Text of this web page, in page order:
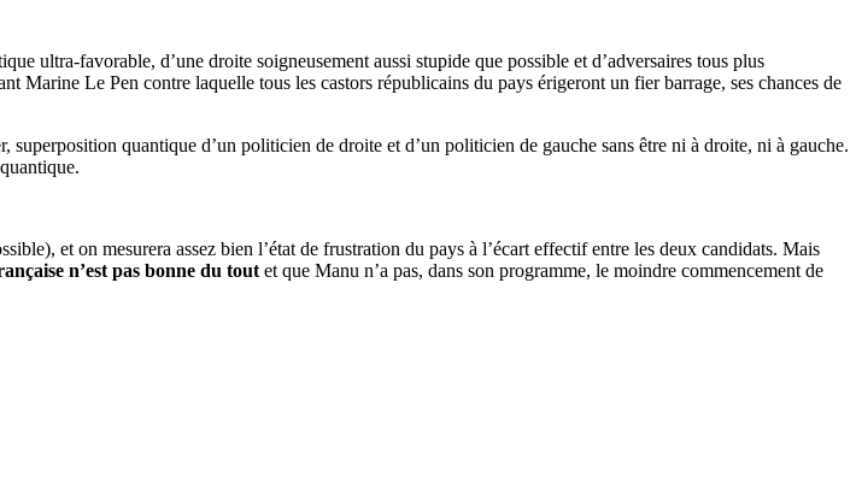
ultra-favorable, d’une droite soigneusement aussi stupide que possible et d’adversaires tous plus
Marine Le Pen contre laquelle tous les castors républicains du pays érigeront un fier barrage, ses chances de
quantique d’un politicien de droite et d’un politicien de gauche sans être ni à droite, ni à gauche.
et on mesurera assez bien l’état de frustration du pays à l’écart effectif entre les deux candidats. Mais
n’est pas bonne du tout et que Manu n’a pas, dans son programme, le moindre commencement de